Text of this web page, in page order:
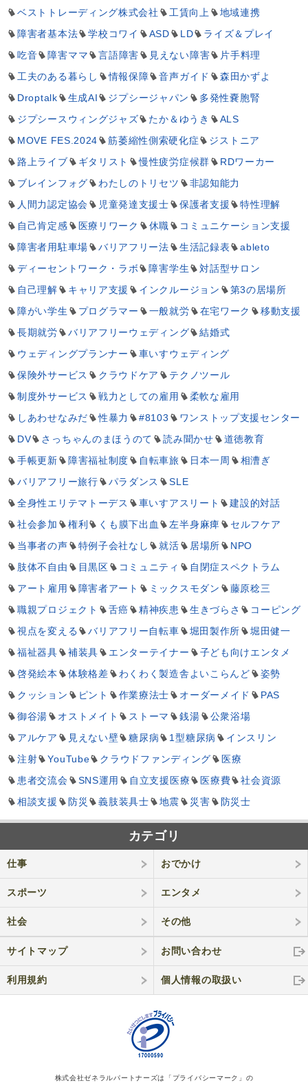
ベストトレーディング株式会社
工賃向上
地域連携
障害者基本法
学校コワイ ASD LD
ライズ＆プレイ
吃音
障害ママ 言語障害 見えない障害
片手料理
工夫のある暮らし
情報保障 音声ガイド
森田かずよ
Droptalk
生成AI ジプシージャパン
多発性嚢胞腎
ジプシースウィングジャズ
たか＆ゆうき
ALS
MOVE FES.2024
筋萎縮性側索硬化症
ジストニア
路上ライブ
ギタリスト 慢性疲労症候群
RDワーカー
ブレインフォグ
わたしのトリセツ
非認知能力
人間力認定協会
児童発達支援士 保護者支援
特性理解
自己肯定感
医療リワーク 休職
コミュニケーション支援
障害者用駐車場
バリアフリー法 生活記録表
ableto
ディーセントワーク・ラボ
障害学生
対話型サロン
自己理解
キャリア支援 インクルージョン
第3の居場所
障がい学生
プログラマー 一般就労 在宅ワーク
移動支援
長期就労
バリアフリーウェディング
結婚式
ウェディングプランナー
車いすウェディング
保険外サービス
クラウドケア
テクノツール
制度外サービス
戦力としての雇用
柔軟な雇用
しあわせなみだ
性暴力 #8103
ワンストップ支援センター
DV
さっちゃんのまほうのて 読み聞かせ
道徳教育
手帳更新
障害福祉制度 自転車旅 日本一周
相漕ぎ
バリアフリー旅行
パラダンス
SLE
全身性エリテマトーデス
車いすアスリート
建設的対話
社会参加
権利 くも膜下出血 左半身麻痺
セルフケア
当事者の声
特例子会社なし 就活 居場所
NPO
肢体不自由
目黒区 コミュニティ
自閉症スペクトラム
アート雇用
障害者アート ミックスモダン
藤原稔三
職親プロジェクト
舌癌 精神疾患 生きづらさ
コーピング
視点を変える
バリアフリー自転車 堀田製作所
堀田健一
福祉器具
補装具 エンターテイナー
子ども向けエンタメ
啓発絵本
体験格差 わくわく製造舎よいこらんど
姿勢
クッション
ピント 作業療法士 オーダーメイド
PAS
御谷湯
オストメイト ストーマ 銭湯
公衆浴場
アルケア
見えない壁 糖尿病 1型糖尿病
インスリン
注射
YouTube クラウドファンディング
医療
患者交流会
SNS運用 自立支援医療 医療費
社会資源
相談支援
防災 義肢装具士 地震 災害 防災士
カテゴリ
仕事 おでかけ
スポーツ エンタメ
社会 その他
サイトマップ お問い合わせ
利用規約 個人情報の取扱い
株式会社ゼネラルパートナーズは「プライバシーマーク」の